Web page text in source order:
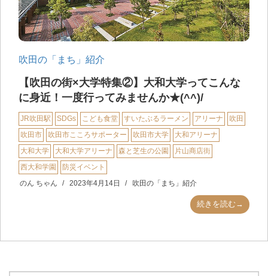
吹田の「まち」紹介
【吹田の街×大学特集②】大和大学ってこんな
に身近！一度行ってみませんか★(^^)/
JR吹田駅 SDGs こども食堂 すいたぶるラーメン アリーナ
吹田
吹田市
吹田市こころサポーター 吹田市大学
大和アリーナ
大和大学
大和大学アリーナ 森と芝生の公園
片山商店街
西大和学園
防災イベント
のん ちゃん
2023年4月14日 吹田の「まち」紹介
続きを読む→